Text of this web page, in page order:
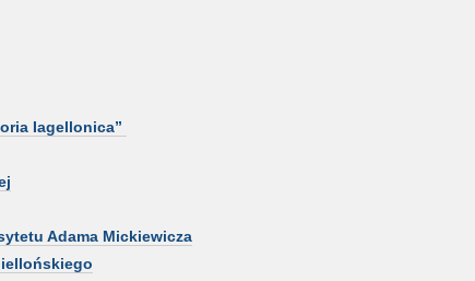
Iagellonica”
Adama Mickiewicza